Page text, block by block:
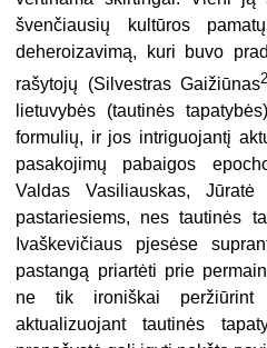
švenčiausių kultūros
deheroizavimą, kuri buvo
rašytojų (Silvestras Gaižiūnas
lietuvybės (tautinės
formulių, ir jos intriguojantį
pasakojimų pabaigos
Valdas Vasiliauskas,
pastariesiems, nes tautinės
Ivaškevičiaus pjesėse
pastangą priartėti prie
ne tik ironiškai
aktualizuojant tautinės